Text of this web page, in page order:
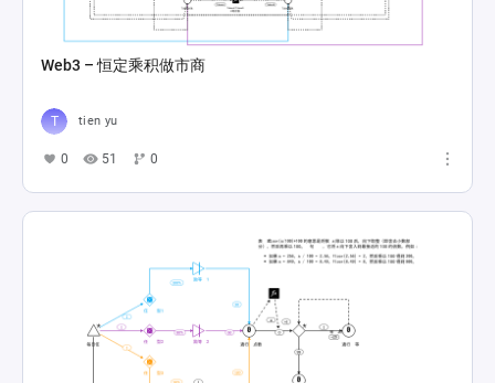
Web3 – 恒定乘积做市商
tien yu
0 51 0